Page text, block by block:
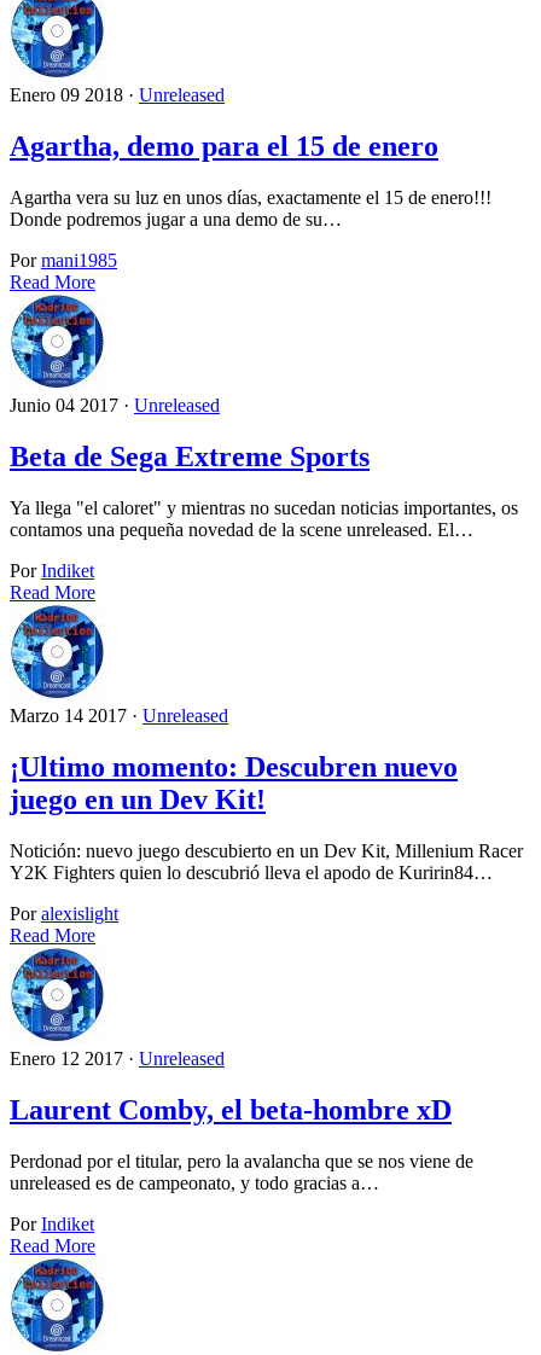
Enero 09 2018 · Unreleased
Agartha, demo para el 15 de enero
Agartha vera su luz en unos días, exactamente el 15 de enero!!!
Donde podremos jugar a una demo de su…
Pormani1985
Read More
Junio 04 2017 · Unreleased
Beta de Sega Extreme Sports
Ya llega "el caloret" y mientras no sucedan noticias importantes, os
contamos una pequeña novedad de la scene unreleased. El…
PorIndiket
Read More
Marzo 14 2017 · Unreleased
¡Ultimo momento: Descubren nuevo
juego en un Dev Kit!
Notición: nuevo juego descubierto en un Dev Kit, Millenium Racer
Y2K Fighters quien lo descubrió lleva el apodo de Kuririn84…
Poralexislight
Read More
Enero 12 2017 · Unreleased
Laurent Comby, el beta-hombre xD
Perdonad por el titular, pero la avalancha que se nos viene de
unreleased es de campeonato, y todo gracias a…
PorIndiket
Read More